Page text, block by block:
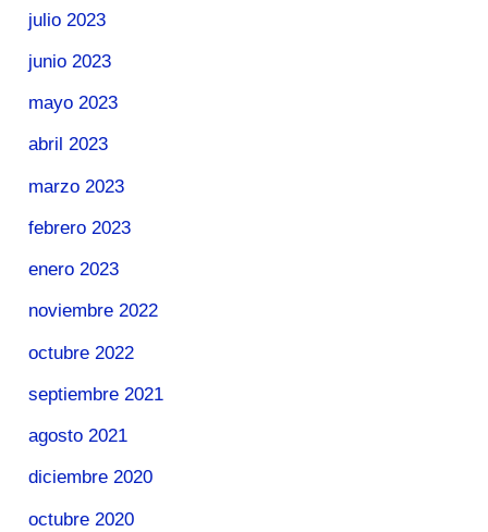
julio 2023
junio 2023
mayo 2023
abril 2023
marzo 2023
febrero 2023
enero 2023
noviembre 2022
octubre 2022
septiembre 2021
agosto 2021
diciembre 2020
octubre 2020